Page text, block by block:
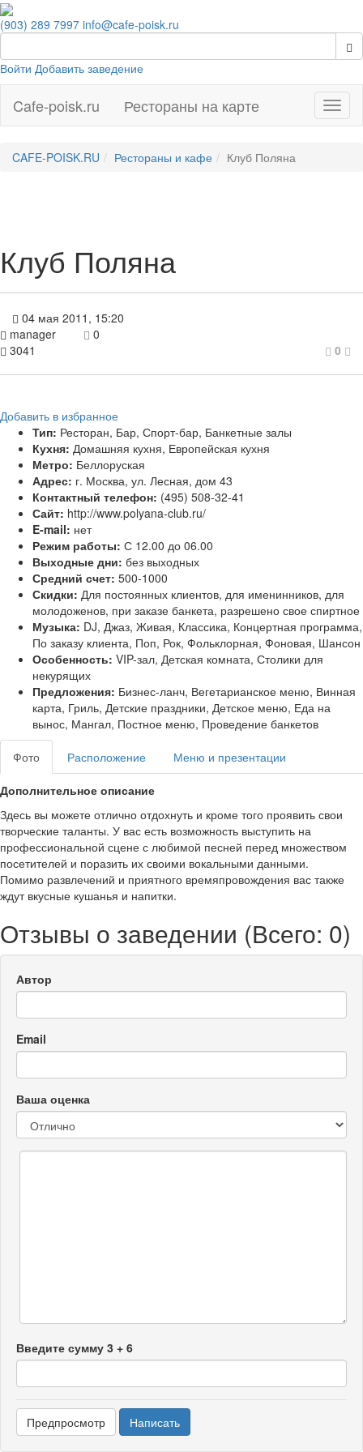
(903) 289 7997 info@cafe-poisk.ru
Войти Добавить заведение
Cafe-poisk.ru Рестораны на карте
CAFE-POISK.RU Рестораны и кафе Клуб Поляна
Клуб Поляна
04 мая 2011, 15:20
manager
0
3041
0
Добавить в избранное
Тип: Ресторан, Бар, Спорт-бар, Банкетные залы
Кухня: Домашняя кухня, Европейская кухня
Метро: Беллоруская
Адрес: г. Москва, ул. Лесная, дом 43
Контактный телефон: (495) 508-32-41
Сайт: http://www.polyana-club.ru/
E-mail: нет
Режим работы: С 12.00 до 06.00
Выходные дни: без выходных
Средний счет: 500-1000
Скидки: Для постоянных клиентов, для именинников, для
молодоженов, при заказе банкета, разрешено свое спиртное
Музыка: DJ, Джаз, Живая, Классика, Концертная программа,
По заказу клиента, Поп, Рок, Фольклорная, Фоновая, Шансон
Особенность: VIP-зал, Детская комната, Столики для
некурящих
Предложения: Бизнес-ланч, Вегетарианское меню, Винная
карта, Гриль, Детские праздники, Детское меню, Еда на
вынос, Мангал, Постное меню, Проведение банкетов
Фото Расположение Меню и презентации
Дополнительное описание
Здесь вы можете отлично отдохнуть и кроме того проявить свои
творческие таланты. У вас есть возможность выступить на
профессиональной сцене с любимой песней перед множеством
посетителей и поразить их своими вокальными данными.
Помимо развлечений и приятного времяпровождения вас также
ждут вкусные кушанья и напитки.
Отзывы о заведении (Всего: 0)
Автор
Email
Ваша оценка
Введите сумму 3 + 6